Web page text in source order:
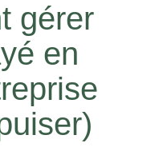
gérer
en